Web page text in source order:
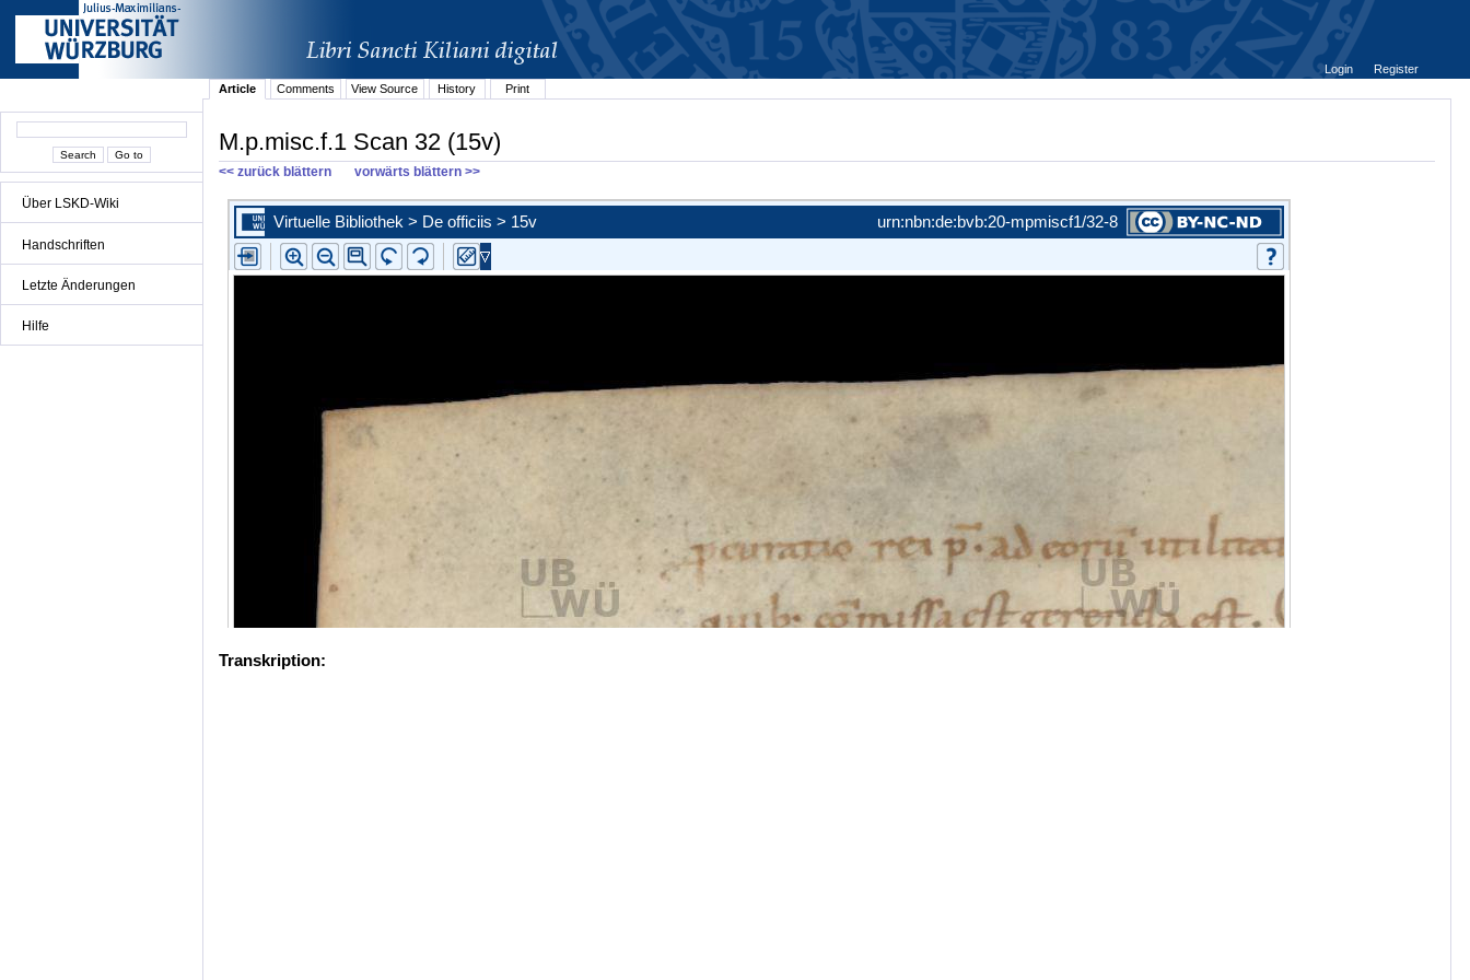
Über LSKD-Wiki
Handschriften
Letzte Änderungen
Hilfe
Login
Register
Article
Comments View Source History Print
M.p.misc.f.1 Scan 32 (15v)
<< zurück blättern vorwärts blättern >>
Transkription: